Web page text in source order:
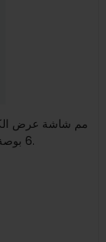
6 بوصة جزء فراكشن / مم / بوصة عالي الدقة.